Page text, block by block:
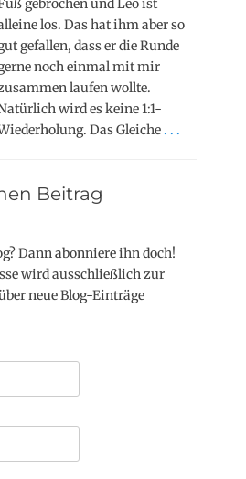
gebrochen und Leo ist
los. Das hat ihm aber so
gefallen, dass er die Runde
noch einmal mit mir
laufen wollte.
wird es keine 1:1-
Das Gleiche . . .
Beitrag
Dann abonniere ihn doch!
wird ausschließlich zur
neue Blog-Einträge